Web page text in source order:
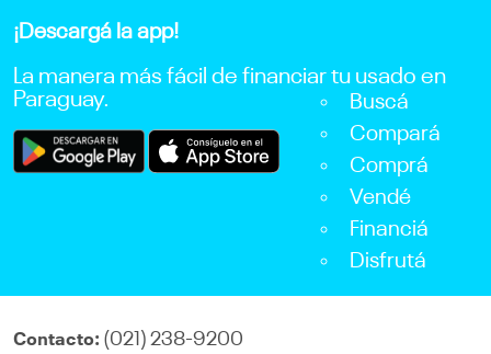
¡Descargá la app!
La manera más fácil de financiar tu usado en
Paraguay.
Buscá
Compará
Comprá
Vendé
Financiá
Disfrutá
Contacto: (021) 238-9200